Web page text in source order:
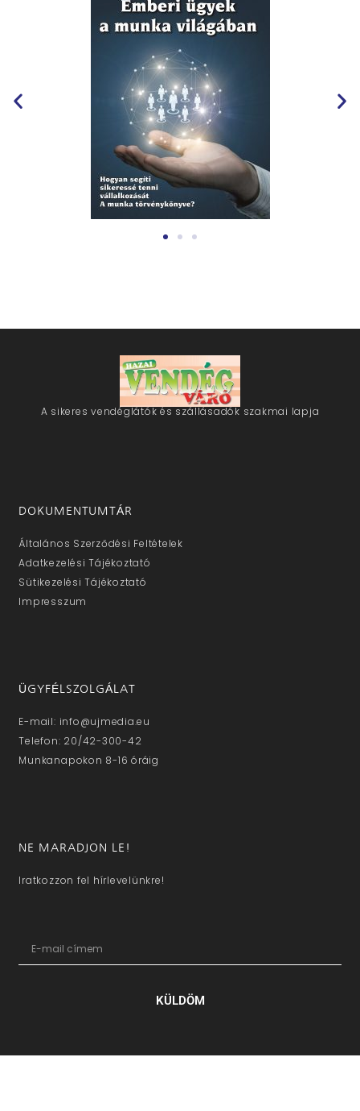
A sikeres vendéglátók és szállásadók szakmai lapja
DOKUMENTUMTÁR
Általános Szerződési Feltételek
Adatkezelési Tájékoztató
Sütikezelési Tájékoztató
Impresszum
ÜGYFÉLSZOLGÁLAT
E-mail: info@ujmedia.eu
Telefon: 20/42-300-42
Munkanapokon 8-16 óráig
NE MARADJON LE!
Iratkozzon fel hírlevelünkre!
KÜLDÖM